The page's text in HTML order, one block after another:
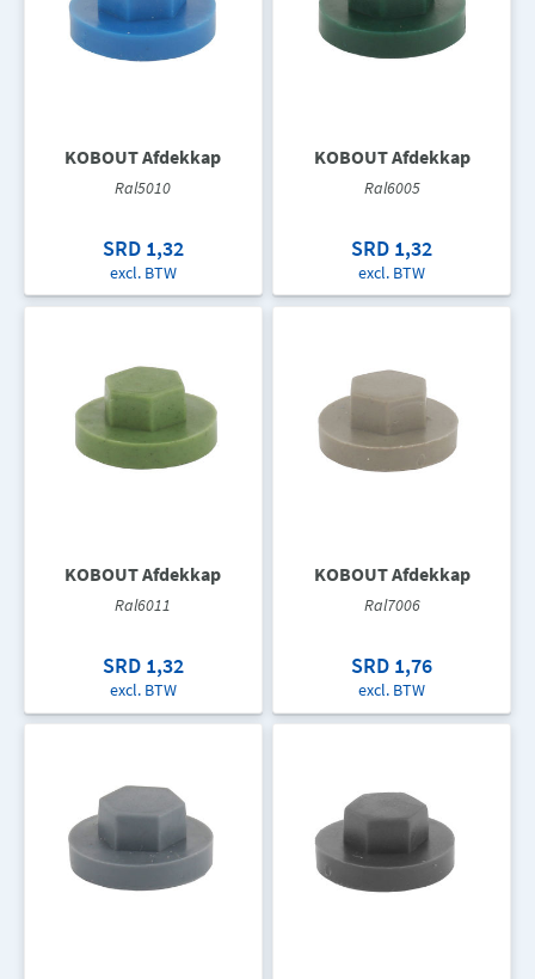
KOBOUT Afdekkap
Ral5010
SRD 1,32
excl. BTW
KOBOUT Afdekkap
Ral6005
SRD 1,32
excl. BTW
KOBOUT Afdekkap
Ral6011
SRD 1,32
excl. BTW
KOBOUT Afdekkap
Ral7006
SRD 1,76
excl. BTW